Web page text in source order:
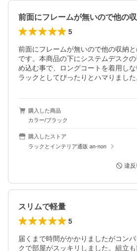
5
前面にフレームが無いので他の収納
です。本商品の下にシステムデスク
め込む事で、ロングコートを着用し
ラックとしてぴったりとハマりました
購入した商品
カラー/ブラック
購入したストア
ラックとインテリア通販 an-non
違
スリムで軽量
5
届くまで時間がかかりましたがコン
クで部屋がスッキリしました。組立